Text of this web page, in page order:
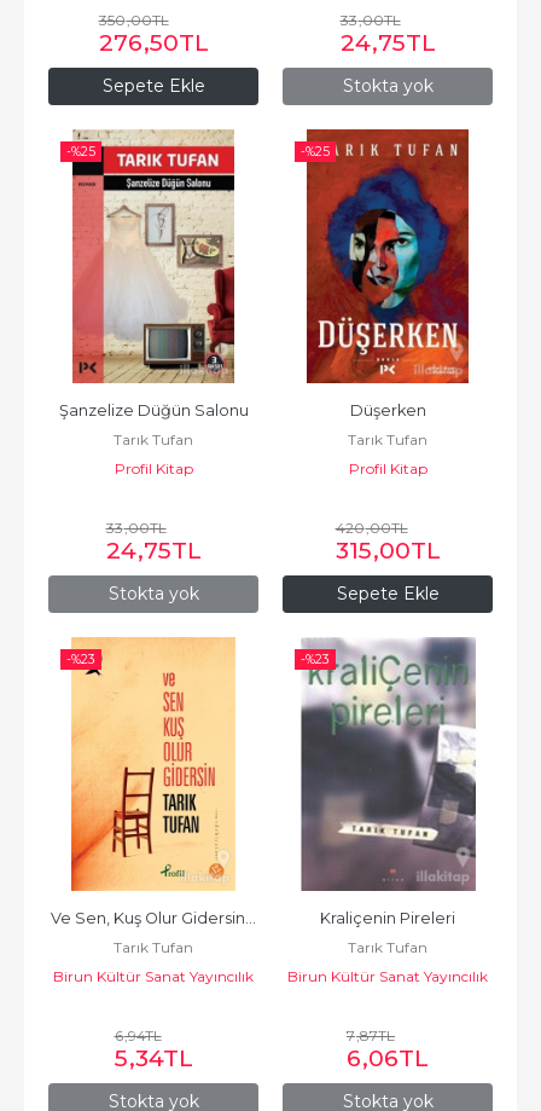
Sepete Ekle
350,00TL
276,50TL
Stokta yok
33,00TL
24,75TL
-%25
Stokta yok
Şanzelize Düğün Salonu
Tarık Tufan
Profil Kitap
33,00TL
24,75TL
-%25
Sepete Ekle
Düşerken
Tarık Tufan
Profil Kitap
420,00TL
315,00TL
-%23
Stokta yok
Ve Sen, Kuş Olur Gidersin...
Tarık Tufan
Birun Kültür Sanat Yayıncılık
6,94TL
5,34TL
-%23
Stokta yok
Kraliçenin Pireleri
Tarık Tufan
Birun Kültür Sanat Yayıncılık
7,87TL
6,06TL